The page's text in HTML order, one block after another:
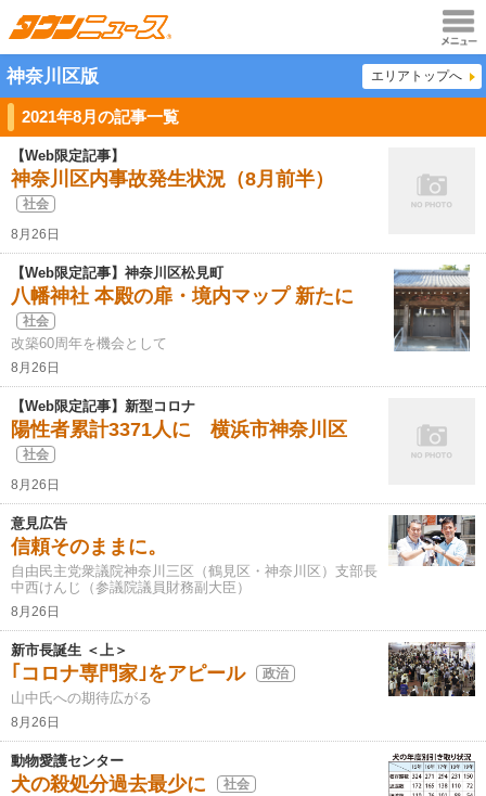
メニュ
ー
神奈川区版 エリアトップへ
2021年8月の記事一覧
【Web限定記事】
神奈川区内事故発生状況（8月前半）
社会
8月26日
【Web限定記事】神奈川区松見町
八幡神社 本殿の扉・境内マップ 新たに
社会
改築60周年を機会として
8月26日
【Web限定記事】新型コロナ
陽性者累計3371人に 横浜市神奈川区
社会
8月26日
意見広告
信頼そのままに。
自由民主党衆議院神奈川三区（鶴見区・神奈川区）支部長
中西けんじ（参議院議員財務副大臣）
8月26日
新市長誕生 ＜上＞
｢コロナ専門家｣をアピール 政治
山中氏への期待広がる
8月26日
動物愛護センター
犬の殺処分過去最少に 社会